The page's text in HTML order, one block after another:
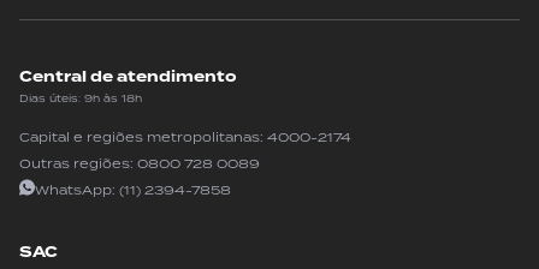
Central de atendimento
Dias úteis: 9h às 18h
Capital e regiões metropolitanas: 4000-2174
Outras regiões: 0800 728 0089
WhatsApp: (11) 2394-7858
SAC